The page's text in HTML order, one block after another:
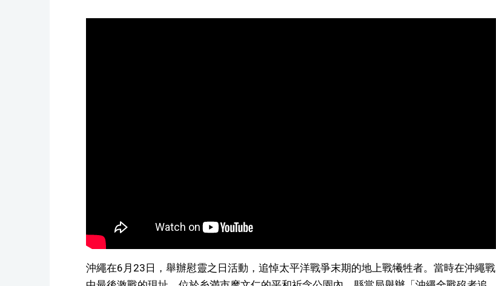
沖繩在6月23日，舉辦慰靈之日活動，追悼太平洋戰爭末期的地上戰犧牲者。當時在沖繩戰